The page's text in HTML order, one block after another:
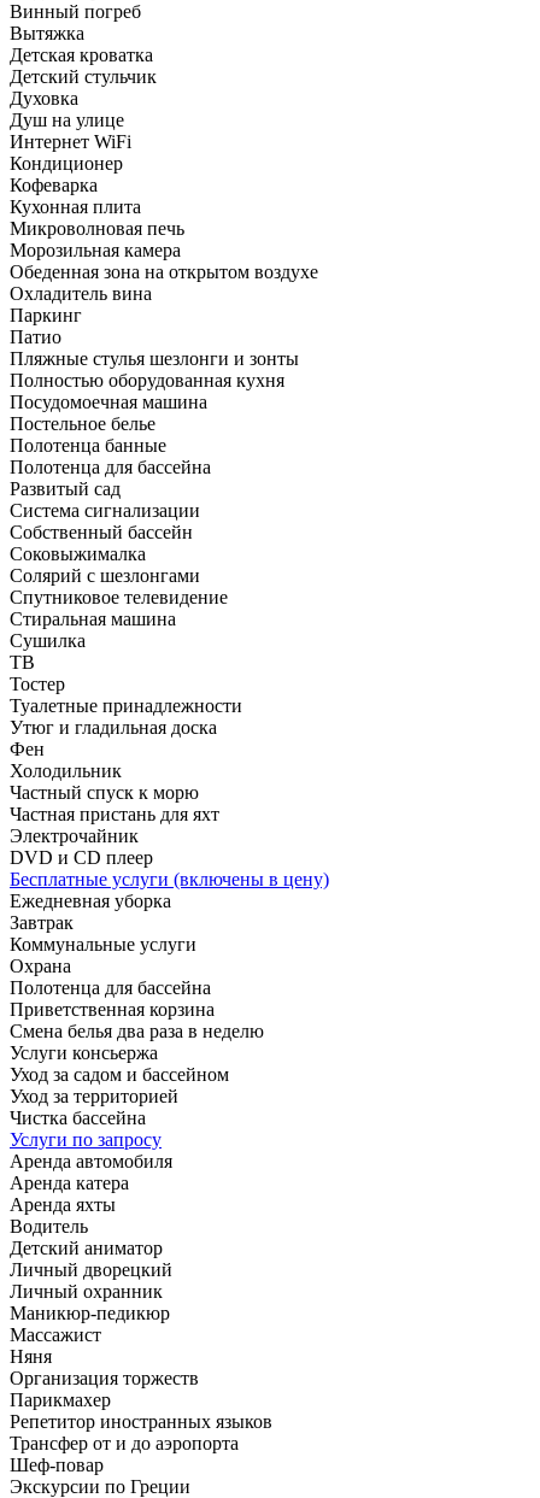
Винный погреб
Вытяжка
Детская кроватка
Детский стульчик
Духовка
Душ на улице
Интернет WiFi
Кондиционер
Кофеварка
Кухонная плита
Микроволновая печь
Морозильная камера
Обеденная зона на открытом воздухе
Охладитель вина
Паркинг
Патио
Пляжные стулья шезлонги и зонты
Полностью оборудованная кухня
Посудомоечная машина
Постельное белье
Полотенца банные
Полотенца для бассейна
Развитый сад
Система сигнализации
Собственный бассейн
Соковыжималка
Солярий с шезлонгами
Спутниковое телевидение
Стиральная машина
Сушилка
ТВ
Тостер
Туалетные принадлежности
Утюг и гладильная доска
Фен
Холодильник
Частный спуск к морю
Частная пристань для яхт
Электрочайник
DVD и CD плеер
Бесплатные услуги (включены в цену)
Ежедневная уборка
Завтрак
Коммунальные услуги
Охрана
Полотенца для бассейна
Приветственная корзина
Смена белья два раза в неделю
Услуги консьержа
Уход за садом и бассейном
Уход за территорией
Чистка бассейна
Услуги по запросу
Аренда автомобиля
Аренда катера
Аренда яхты
Водитель
Детский аниматор
Личный дворецкий
Личный охранник
Маникюр-педикюр
Массажист
Няня
Организация торжеств
Парикмахер
Репетитор иностранных языков
Трансфер от и до аэропорта
Шеф-повар
Экскурсии по Греции